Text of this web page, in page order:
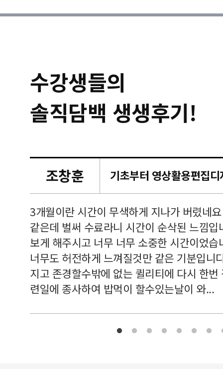
수강생들의
솔직담백 생생후기!
조창훈
3개월이란 시간이 무색하게 지나가 버렸네
같은데 벌써 수료라니 시간이 순삭된 느낌
보게 해주시고 너무 너무 소중한 시간이었
너무도 허전하게 느껴질것만 같은 기분입니
지고 존경할수밖에 없는 퀼리티에 다시 한
련일에 종사하여 밥먹이 할수있는날이 와...